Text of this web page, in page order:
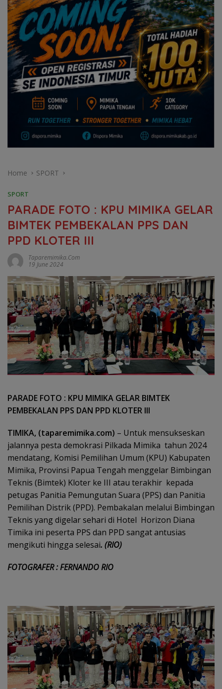
Home SPORT
SPORT
PARADE FOTO : KPU MIMIKA GELAR
BIMTEK PEMBEKALAN PPS DAN
PPD KLOTER III
Taparemimika.com
19 June 2024
PARADE FOTO : KPU MIMIKA GELAR BIMTEK
PEMBEKALAN PPS DAN PPD KLOTER III
TIMIKA, (taparemimika.com) – Untuk mensukseskan
jalannya pesta demokrasi Pilkada Mimika tahun 2024
mendatang, Komisi Pemilihan Umum (KPU) Kabupaten
Mimika, Provinsi Papua Tengah menggelar Bimbingan
Teknis (Bimtek) Kloter ke III atau terakhir kepada
petugas Panitia Pemungutan Suara (PPS) dan Panitia
Pemilihan Distrik (PPD). Pembakalan melalui Bimbingan
Teknis yang digelar sehari di Hotel Horizon Diana
Timika ini peserta PPS dan PPD sangat antusias
mengikuti hingga selesai. (RIO)
FOTOGRAFER : FERNANDO RIO